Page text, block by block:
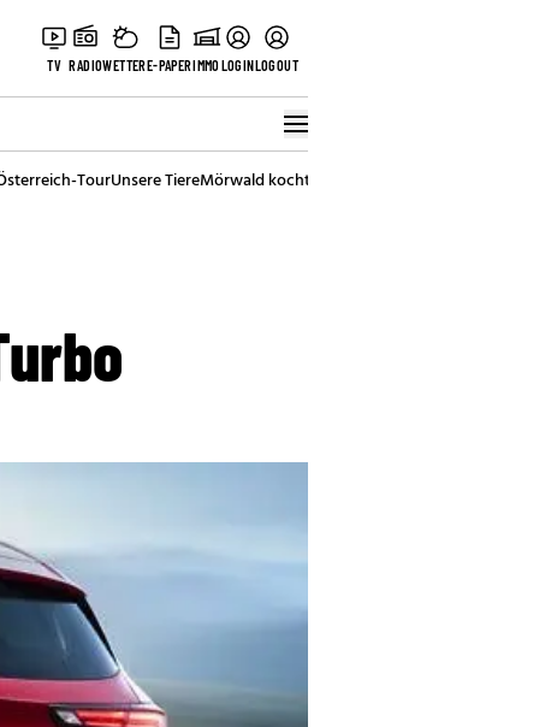
TV RADIOWETTERE-PAPERIMMOLOGINLOGOUT
TourUnsere TiereMörwald kocht